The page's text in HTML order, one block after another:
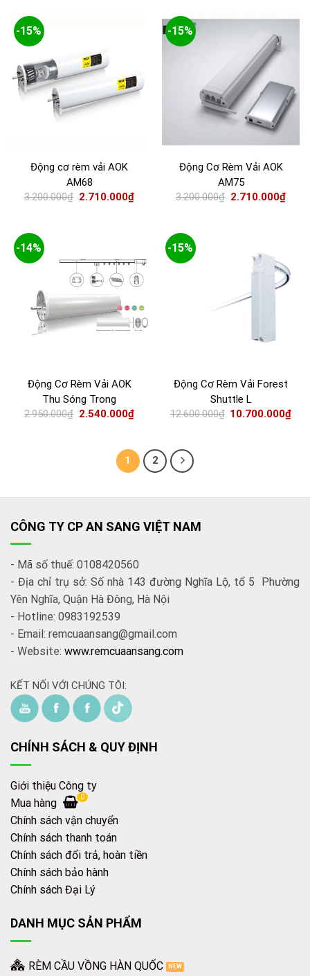
-15%
Động cơ rèm vải AOK
AM68
3.200.000₫ 2.710.000₫
-15%
Động Cơ Rèm Vải AOK
AM75
3.200.000₫ 2.710.000₫
-14%
Động Cơ Rèm Vải AOK
Thu Sóng Trong
2.950.000₫ 2.540.000₫
-15%
Động Cơ Rèm Vải Forest
Shuttle L
12.600.000₫ 10.700.000₫
1 2
CÔNG TY CP AN SANG VIỆT NAM
- Mã số thuế: 0108420560
- Địa chỉ trụ sở: Số nhà 143 đường Nghĩa Lộ, tổ 5 Phường
Yên Nghĩa, Quận Hà Đông, Hà Nội
- Hotline: 0983192539
- Email: remcuaansang@gmail.com
- Website: www.remcuaansang.com
KẾT NỐI VỚI CHÚNG TÔI:
CHÍNH SÁCH & QUY ĐỊNH
Giới thiệu Công ty
Mua hàng
0
Chính sách vận chuyển
Chính sách thanh toán
Chính sách đổi trả, hoàn tiền
Chính sách bảo hành
Chính sách Đại Lý
DANH MỤC SẢN PHẨM
RÈM CẦU VỒNG HÀN QUỐC